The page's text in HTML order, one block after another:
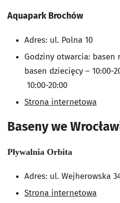
Aquapark Brochów
Adres: ul. Polna 10
Godziny otwarcia: basen
basen dziecięcy – 10:00-
10:00-20:00
Strona internetowa
Baseny we
Pływalnia Orbita
Adres: ul. Wejherowska
Strona internetowa